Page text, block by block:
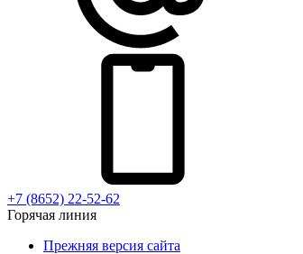
+7 (8652) 22-52-62
Горячая линия
Прежняя версия сайта